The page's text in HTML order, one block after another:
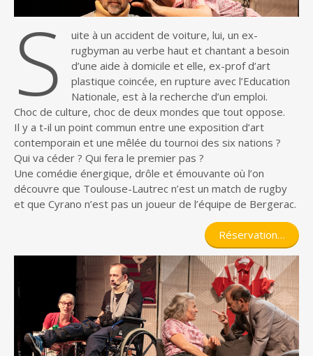
S
uite à un accident de voiture, lui, un ex-
rugbyman au verbe haut et chantant a besoin
d’une aide à domicile et elle, ex-prof d’art
plastique coincée, en rupture avec l’Education
Nationale, est à la recherche d’un emploi.
Choc de culture, choc de deux mondes que tout oppose.
Il y a t-il un point commun entre une exposition d’art
contemporain et une mêlée du tournoi des six nations ?
Qui va céder ? Qui fera le premier pas ?
Une comédie énergique, drôle et émouvante où l’on
découvre que Toulouse-Lautrec n’est un match de rugby
et que Cyrano n’est pas un joueur de l’équipe de Bergerac.
Réservation…